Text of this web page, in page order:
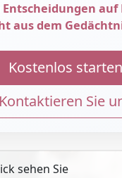
auf
aus dem
Kostenlos starten
Kontaktieren Sie
sehen Sie